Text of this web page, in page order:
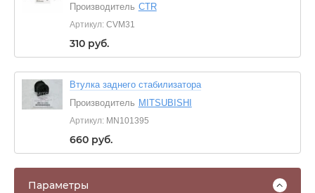
Производитель CTR
Артикул:CVM31
310руб.
Втулка заднего стабилизатора
Производитель MITSUBISHI
Артикул:MN101395
660руб.
Параметры